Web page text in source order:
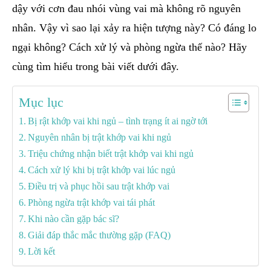
dậy với cơn đau nhói vùng vai mà không rõ nguyên
nhân. Vậy vì sao lại xảy ra hiện tượng này? Có đáng lo
ngại không? Cách xử lý và phòng ngừa thế nào? Hãy
cùng tìm hiểu trong bài viết dưới đây.
Mục lục
Bị rật khớp vai khi ngủ – tình trạng ít ai ngờ tới
Nguyên nhân bị trật khớp vai khi ngủ
Triệu chứng nhận biết trật khớp vai khi ngủ
Cách xử lý khi bị trật khớp vai lúc ngủ
Điều trị và phục hồi sau trật khớp vai
Phòng ngừa trật khớp vai tái phát
Khi nào cần gặp bác sĩ?
Giải đáp thắc mắc thường gặp (FAQ)
Lời kết